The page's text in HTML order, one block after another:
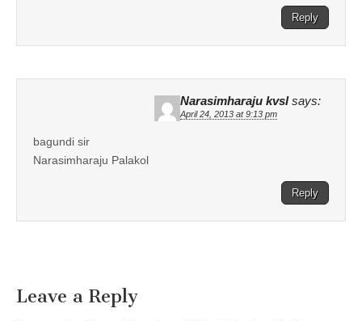
Reply
Narasimharaju kvsl says:
April 24, 2013 at 9:13 pm
bagundi sir
Narasimharaju Palakol
Reply
Leave a Reply